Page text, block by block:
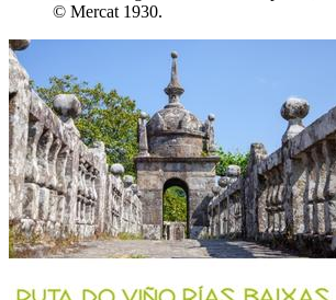
© Mercat 1930.